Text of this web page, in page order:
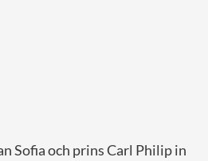
Sofia och prins Carl Philip in